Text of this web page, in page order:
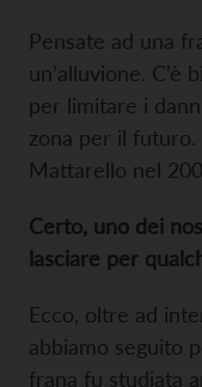
Pensate ad una
un’alluvione.
per limitare i
zona per il
Mattarello nel
Certo, uno dei
lasciare per
Ecco, oltre ad
abbiamo seguito
frana fu studiata